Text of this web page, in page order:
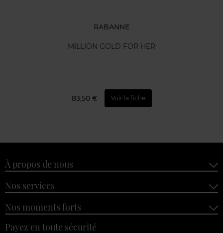
RABANNE
MILLION GOLD FOR HER
83,50 € Voir la fiche
À propos de nous
Nos services
Nos moments forts
Payez en toute sécurité